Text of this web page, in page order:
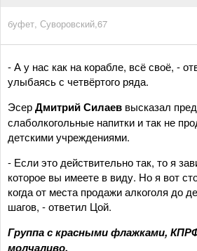
буфет, Суворовский,67
- А у нас как на корабле, всё своё, -
улыбаясь с четвёртого ряда.
ЭсерДмитрий Силаев высказал
слаболкогольные напитки и так не
детскими учреждениями.
- Если это действительно так, то я
которое вы имеете в виду. Но я вот
когда от места продажи алкоголя до
шагов, - ответил Цой.
Группа с красными флажками,
молчаливо.